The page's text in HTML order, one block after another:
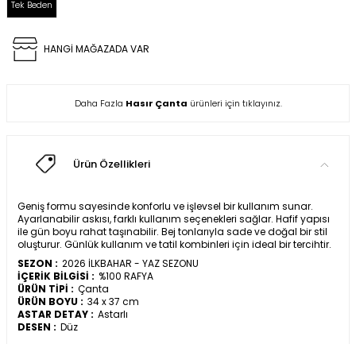
Tek Beden
HANGİ MAĞAZADA VAR
Daha Fazla Hasır Çanta ürünleri için tıklayınız.
Ürün Özellikleri
Geniş formu sayesinde konforlu ve işlevsel bir kullanım sunar.
Ayarlanabilir askısı, farklı kullanım seçenekleri sağlar. Hafif yapısı
ile gün boyu rahat taşınabilir. Bej tonlarıyla sade ve doğal bir stil
oluşturur. Günlük kullanım ve tatil kombinleri için ideal bir tercihtir.
SEZON : 2026 İLKBAHAR - YAZ SEZONU
İÇERİK BİLGİSİ : %100 RAFYA
ÜRÜN TİPİ : Çanta
ÜRÜN BOYU : 34 x 37 cm
ASTAR DETAY : Astarlı
DESEN : Düz